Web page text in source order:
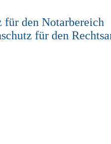
den Notarbereich
für den